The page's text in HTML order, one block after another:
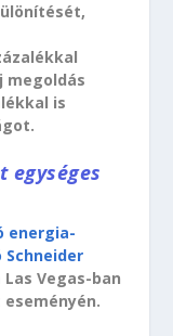
megoldás
is
energia-
Vegas-ban